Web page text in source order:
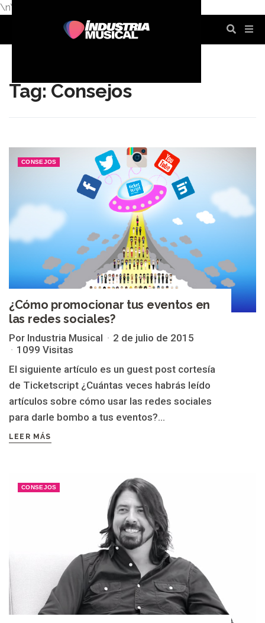
\n\n
Tag: Consejos
CONSEJOS
¿Cómo promocionar tus eventos en
las redes sociales?
Por Industria Musical
2 de julio de 2015
1099 Visitas
El siguiente artículo es un guest post cortesía
de Ticketscript ¿Cuántas veces habrás leído
artículos sobre cómo usar las redes sociales
para darle bombo a tus eventos?...
LEER MÁS
CONSEJOS